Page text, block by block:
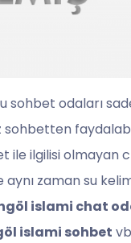
sohbet odaları
ilgilisi olmayan
zaman su
islami chat
islami sohbet